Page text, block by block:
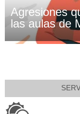
Agresiones
las aulas de